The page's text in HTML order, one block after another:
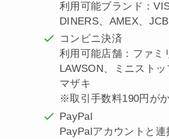
利用可能ブランド：
DINERS、AMEX、
コンビニ決済
利用可能店舗：ファミ
LAWSON、ミニスト
マザキ
※取引手数料190円が
PayPal
PayPalアカウントと